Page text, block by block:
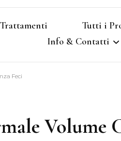
Trattamenti Tutti i
Info & Contatti
Privacy e Cookies
Feci
Volume